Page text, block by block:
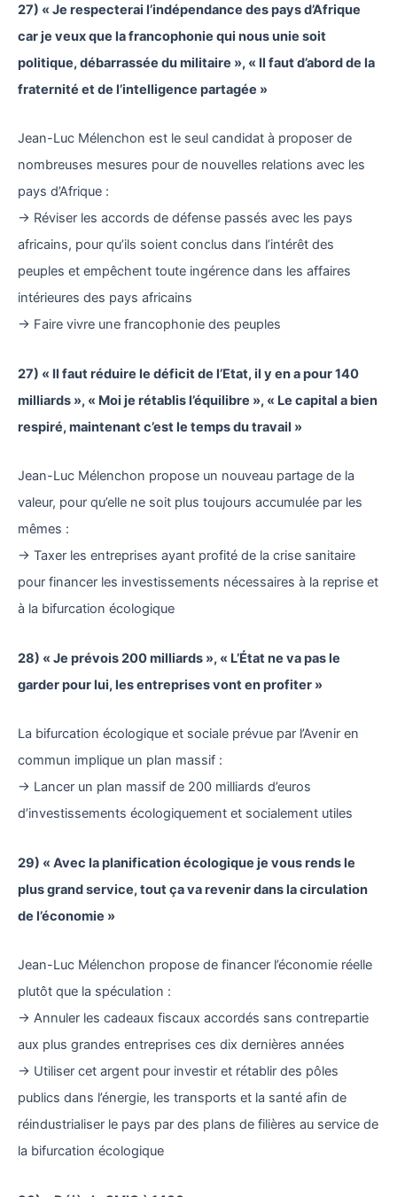
27) « Je respecterai l’indépendance des pays d’Afrique
car je veux que la francophonie qui nous unie soit
politique, débarrassée du militaire », « Il faut d’abord de la
fraternité et de l’intelligence partagée »
Jean-Luc Mélenchon est le seul candidat à proposer de
nombreuses mesures pour de nouvelles relations avec les
pays d’Afrique :
→ Réviser les accords de défense passés avec les pays
africains, pour qu’ils soient conclus dans l’intérêt des
peuples et empêchent toute ingérence dans les affaires
intérieures des pays africains
→ Faire vivre une francophonie des peuples
27) « Il faut réduire le déficit de l’Etat, il y en a pour 140
milliards », « Moi je rétablis l’équilibre », « Le capital a bien
respiré, maintenant c’est le temps du travail »
Jean-Luc Mélenchon propose un nouveau partage de la
valeur, pour qu’elle ne soit plus toujours accumulée par les
mêmes :
→ Taxer les entreprises ayant profité de la crise sanitaire
pour financer les investissements nécessaires à la reprise et
à la bifurcation écologique
28) « Je prévois 200 milliards », « L’État ne va pas le
garder pour lui, les entreprises vont en profiter »
La bifurcation écologique et sociale prévue par l’Avenir en
commun implique un plan massif :
→ Lancer un plan massif de 200 milliards d’euros
d’investissements écologiquement et socialement utiles
29) « Avec la planification écologique je vous rends le
plus grand service, tout ça va revenir dans la circulation
de l’économie »
Jean-Luc Mélenchon propose de financer l’économie réelle
plutôt que la spéculation :
→ Annuler les cadeaux fiscaux accordés sans contrepartie
aux plus grandes entreprises ces dix dernières années
→ Utiliser cet argent pour investir et rétablir des pôles
publics dans l’énergie, les transports et la santé afin de
réindustrialiser le pays par des plans de filières au service de
la bifurcation écologique